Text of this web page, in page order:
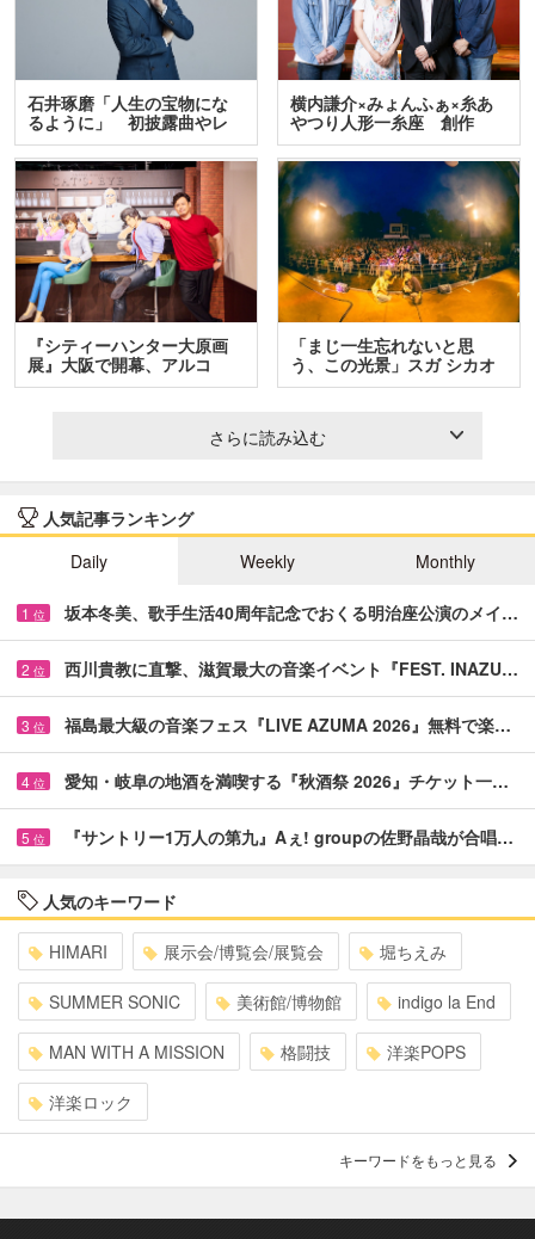
石井琢磨「人生の宝物にな
るように」 初披露曲やレ
ア…
横内謙介×みょんふぁ×糸あ
やつり人形一糸座 創作
人…
『シティーハンター大原画
展』大阪で開幕、アルコ
＆…
「まじ一生忘れないと思
う、この光景」スガ シカオ
と…
さらに読み込む
人気記事ランキング
Daily
Weekly Monthly
1 位 坂本冬美、歌手生活40周年記念でおくる明治座公演のメイ…
2 位 西川貴教に直撃、滋賀最大の音楽イベント『FEST. INAZU…
3 位 福島最大級の音楽フェス『LIVE AZUMA 2026』無料で楽…
4 位 愛知・岐阜の地酒を満喫する『秋酒祭 2026』チケット一…
5 位 『サントリー1万人の第九』Aぇ! groupの佐野晶哉が合唱…
人気のキーワード
HIMARI 展示会/博覧会/展覧会 堀ちえみ
SUMMER SONIC 美術館/博物館 indigo la End
MAN WITH A MISSION 格闘技 洋楽POPS
洋楽ロック
キーワードをもっと見る